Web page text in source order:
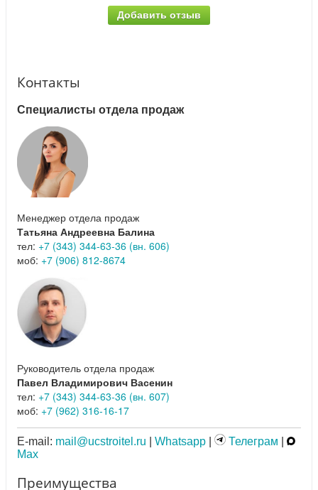
Добавить отзыв
Контакты
Специалисты отдела продаж
Менеджер отдела продаж
Татьяна Андреевна Балина
тел: +7 (343) 344-63-36 (вн. 606)
моб: +7 (906) 812-8674
Руководитель отдела продаж
Павел Владимирович Васенин
тел: +7 (343) 344-63-36 (вн. 607)
моб: +7 (962) 316-16-17
E-mail: mail@ucstroitel.ru Whatsapp Телеграм
Max
Преимущества